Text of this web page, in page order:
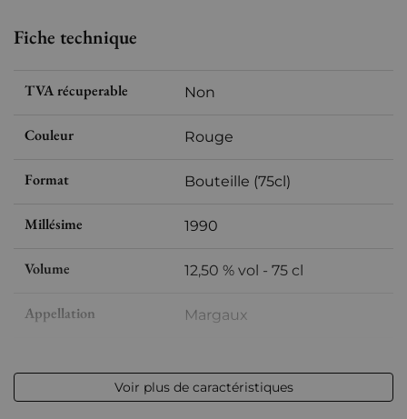
Fiche technique
TVA récuperable Non
Couleur Rouge
Format Bouteille (75cl)
Millésime 1990
Volume 12,50 % vol - 75 cl
Appellation Margaux
Etiquette Légèrement abîmée
Voir plus de caractéristiques